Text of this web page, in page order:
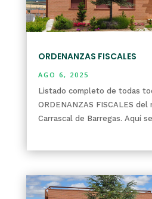
ORDENANZAS FISCALES
AGO 6, 2025
Listado completo de todas
ORDENANZAS FISCALES del
Carrascal de Barregas. Aquí